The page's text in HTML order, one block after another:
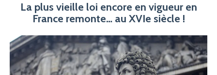
La plus vieille loi encore en vigueur en
France remonte… au XVIe siècle !